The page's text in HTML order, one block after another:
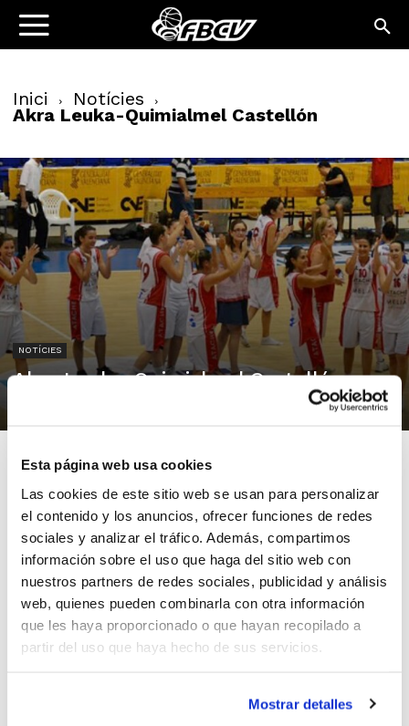
Esta página web usa cookies
Las cookies de este sitio web se usan para personalizar
el contenido y los anuncios, ofrecer funciones de redes
sociales y analizar el tráfico. Además, compartimos
información sobre el uso que haga del sitio web con
nuestros partners de redes sociales, publicidad y análisis
web, quienes pueden combinarla con otra información
que les haya proporcionado o que hayan recopilado a
partir del uso que haya hecho de sus servicios.
Mostrar detalles
Inici Notícies
Akra Leuka-Quimialmel Castellón
NOTÍCIES
Akra Leuka-Quimialmel Castellón
Con su triunfo ante Llansola y Prades N.B.F. por 59-40,
Quimialmel Castellón será el otro protagonista de la
Semifinal Única de la Lliga Valenciana Femenina. El
conjunto castellonense y el Meliá Alicante-Akra Leuka
buscarán una plaza en la gran Final que les enfrentaría
el 8 de octubre al Ciudad Ros Casares Valencia.